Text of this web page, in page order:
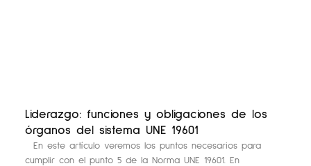
Liderazgo: funciones y obligaciones de los
órganos del sistema UNE 19601
En este artículo veremos los puntos necesarios para
cumplir con el punto 5 de la Norma UNE 19601. En